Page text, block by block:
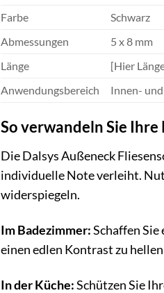
Farbe
Schwarz
Abmessungen
5 x 8 mm
Länge
[Hier
Anwendungsbereich
Innen-
So verwandeln Sie
Die Dalsys Außeneck
individuelle Note verleiht.
widerspiegeln.
Im Badezimmer:Schaffen
einen edlen Kontrast zu
In der Küche:Schützen Sie